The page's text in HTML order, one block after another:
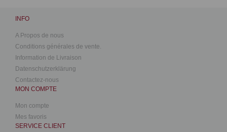
INFO
A Propos de nous
Conditions générales de vente.
Information de Livraison
Datenschutzerklärung
Contactez-nous
MON COMPTE
Mon compte
Mes favoris
SERVICE CLIENT